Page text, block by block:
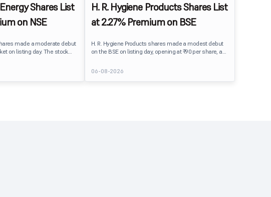
Shares List
on NSE
made a moderate debut
on listing day. The stock
8.89% over its IPO issue
modest gains to IPO
market sentiment
H. R. Hygiene Products Shares List
at 2.27% Premium on BSE
H. R. Hygiene Products shares made a modest debut
on the BSE on listing day, opening at ₹90 per share, a
stock traded close to its listing price at ₹89.99, reflecting
steady investor interest following a moderately
subscribed public issue.
06-08-2026